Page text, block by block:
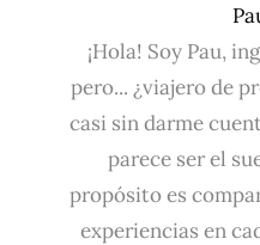
¡Hola! Soy Pau,
pero... ¿viajero de
casi sin darme
parece ser el
propósito es
experiencias en